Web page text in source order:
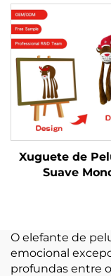
Relleno de
Para
Xuguete de
Suave
Peluche
O elefante de
emocional
profundas entre